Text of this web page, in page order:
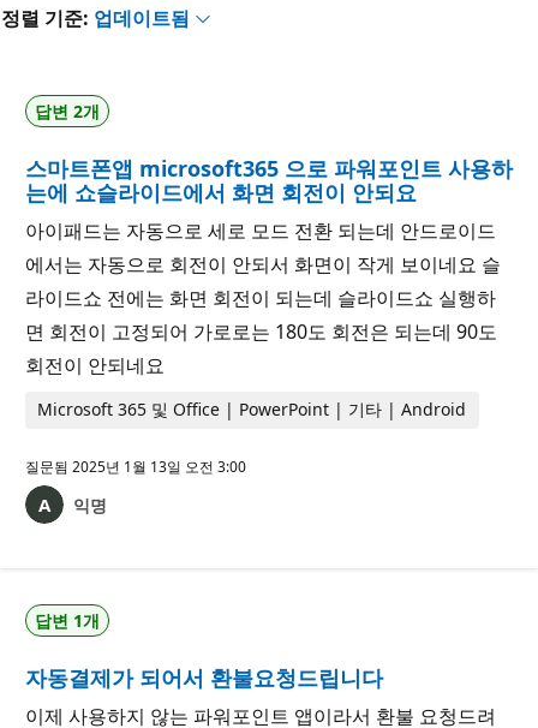
정렬 기준: 업데이트됨
답변 2개
스마트폰앱 microsoft365 으로 파워포인트 사용하
는에 쇼슬라이드에서 화면 회전이 안되요
아이패드는 자동으로 세로 모드 전환 되는데 안드로이드
에서는 자동으로 회전이 안되서 화면이 작게 보이네요 슬
라이드쇼 전에는 화면 회전이 되는데 슬라이드쇼 실행하
면 회전이 고정되어 가로로는 180도 회전은 되는데 90도
회전이 안되네요
Microsoft 365 및 Office | PowerPoint | 기타 | Android
질문됨 2025년 1월 13일 오전 3:00
익명
답변 1개
자동결제가 되어서 환불요청드립니다
이제 사용하지 않는 파워포인트 앱이라서 환불 요청드려